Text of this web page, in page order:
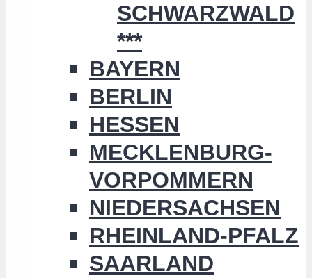
SCHWARZWALD
***
BAYERN
BERLIN
HESSEN
MECKLENBURG-
VORPOMMERN
NIEDERSACHSEN
RHEINLAND-PFALZ
SAARLAND